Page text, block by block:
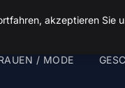
/ MODE
akzeptieren Sie